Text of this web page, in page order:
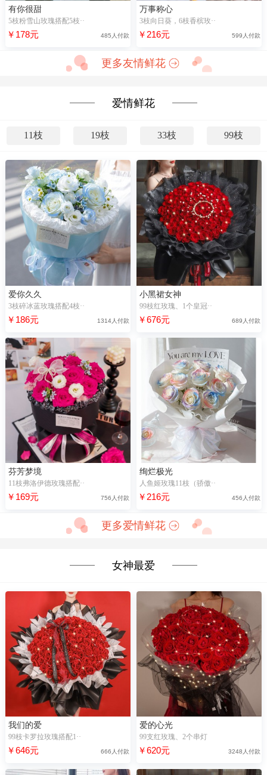
有你很甜
5枝粉雪山玫瑰搭配5枝··
￥178元 485人付款
万事称心
3枝向日葵，6枝香槟玫··
￥216元 599人付款
更多友情鲜花
爱情鲜花
11枝 19枝 33枝 99枝
爱你久久
3枝碎冰蓝玫瑰搭配4枝··
￥186元 1314人付款
小黑裙女神
99枝红玫瑰、1个皇冠··
￥676元 689人付款
芬芳梦境
11枝弗洛伊德玫瑰搭配··
￥169元 756人付款
绚烂极光
人鱼姬玫瑰11枝（骄傲··
￥216元 456人付款
更多爱情鲜花
女神最爱
我们的爱
99枝卡罗拉玫瑰搭配1··
￥646元 666人付款
爱的心光
99支红玫瑰、2个串灯
￥620元 3248人付款